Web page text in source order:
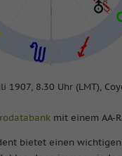
1907, 8.30 Uhr (LMT),
mit einem AA-
bietet einen